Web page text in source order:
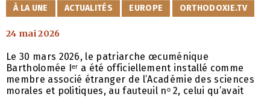
CATÉGORIES
À LA UNE ACTUALITÉS EUROPE ORTHODOXIE.TV
24 mai 2026
Le 30 mars 2026, le patriarche œcuménique
Bartholomée Iᵉʳ a été officiellement installé comme
membre associé étranger de l’Académie des sciences
morales et politiques, au fauteuil nᵒ 2, celui qu’avait